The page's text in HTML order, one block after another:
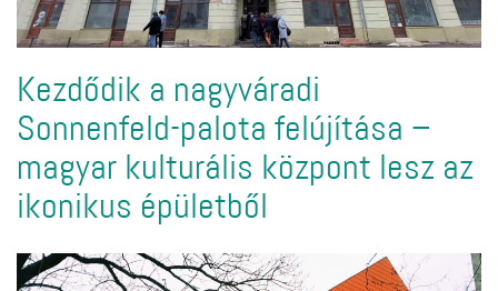
Kezdődik a nagyváradi
Sonnenfeld-palota felújítása –
magyar kulturális központ lesz az
ikonikus épületből